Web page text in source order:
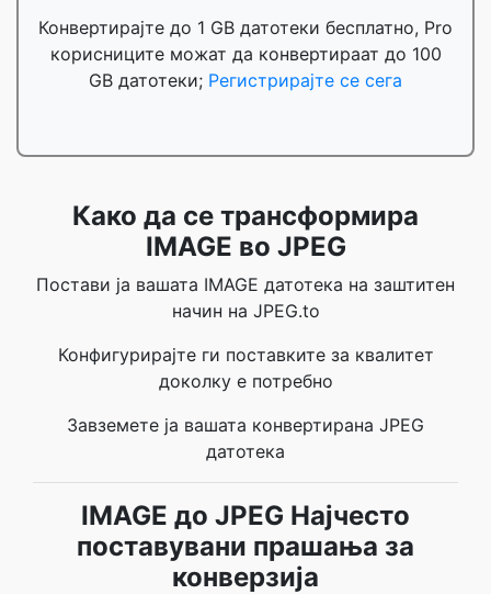
Конвертирајте до 1 GB датотеки бесплатно, Pro
корисниците можат да конвертираат до 100
GB датотеки; Регистрирајте се сега
Како да се трансформира
IMAGE во JPEG
Постави ја вашата IMAGE датотека на заштитен
начин на JPEG.to
Конфигурирајте ги поставките за квалитет
доколку е потребно
Завземете ја вашата конвертирана JPEG
датотека
IMAGE до JPEG Најчесто
поставувани прашања за
конверзија